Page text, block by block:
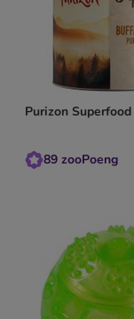
Purizon
89 zooPoeng